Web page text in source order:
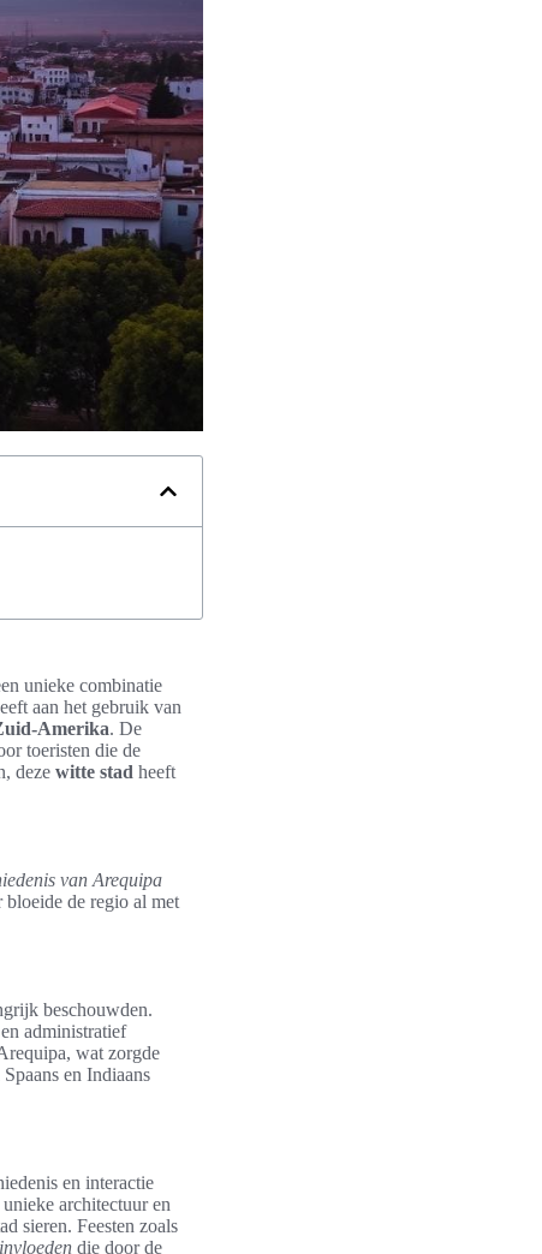
unieke combinatie
aan het gebruik van
Amerika. De
toeristen die de
deze witte stad heeft
van Arequipa
bloeide de regio al met
beschouwden.
administratief
wat zorgde
en Indiaans
en interactie
architectuur en
sieren. Feesten zoals
die door de